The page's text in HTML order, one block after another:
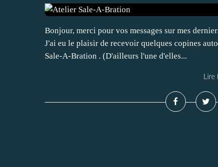
Bonjour, merci pour vos messages sur mes
J'ai eu le plaisir de recevoir quelques copines
Sale-A-Bration . (D'ailleurs l'une d'elles...
Lire